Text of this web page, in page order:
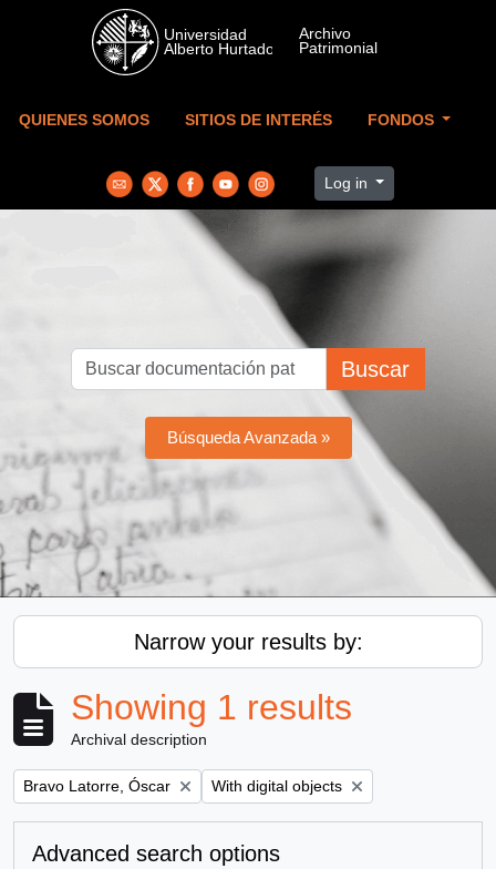
Skip to main content
QUIENES SOMOS SITIOS DE INTERÉS FONDOS
Log in
Buscar
Búsqueda Avanzada »
Narrow your results by:
Showing 1 results
Archival description
Remove filter:
Bravo Latorre, Óscar Remove filter:
With digital objects
Advanced search options